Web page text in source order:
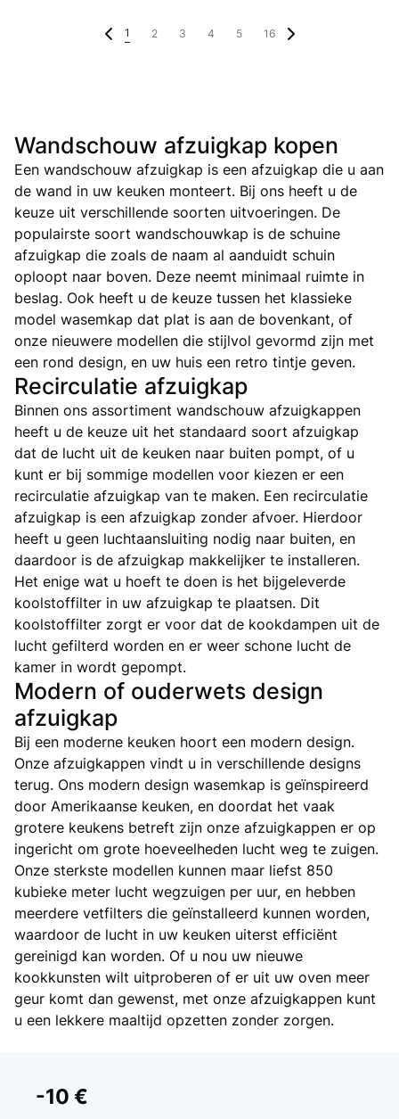
1 2 3 4 5 16
Wandschouw afzuigkap kopen
Een wandschouw afzuigkap is een afzuigkap die u aan
de wand in uw keuken monteert. Bij ons heeft u de
keuze uit verschillende soorten uitvoeringen. De
populairste soort wandschouwkap is de schuine
afzuigkap die zoals de naam al aanduidt schuin
oploopt naar boven. Deze neemt minimaal ruimte in
beslag. Ook heeft u de keuze tussen het klassieke
model wasemkap dat plat is aan de bovenkant, of
onze nieuwere modellen die stijlvol gevormd zijn met
een rond design, en uw huis een retro tintje geven.
Recirculatie afzuigkap
Binnen ons assortiment wandschouw afzuigkappen
heeft u de keuze uit het standaard soort afzuigkap
dat de lucht uit de keuken naar buiten pompt, of u
kunt er bij sommige modellen voor kiezen er een
recirculatie afzuigkap van te maken. Een recirculatie
afzuigkap is een afzuigkap zonder afvoer. Hierdoor
heeft u geen luchtaansluiting nodig naar buiten, en
daardoor is de afzuigkap makkelijker te installeren.
Het enige wat u hoeft te doen is het bijgeleverde
koolstoffilter in uw afzuigkap te plaatsen. Dit
koolstoffilter zorgt er voor dat de kookdampen uit de
lucht gefilterd worden en er weer schone lucht de
kamer in wordt gepompt.
Modern of ouderwets design
afzuigkap
Bij een moderne keuken hoort een modern design.
Onze afzuigkappen vindt u in verschillende designs
terug. Ons modern design wasemkap is geïnspireerd
door Amerikaanse keuken, en doordat het vaak
grotere keukens betreft zijn onze afzuigkappen er op
ingericht om grote hoeveelheden lucht weg te zuigen.
Onze sterkste modellen kunnen maar liefst 850
kubieke meter lucht wegzuigen per uur, en hebben
meerdere vetfilters die geïnstalleerd kunnen worden,
waardoor de lucht in uw keuken uiterst efficiënt
gereinigd kan worden. Of u nou uw nieuwe
kookkunsten wilt uitproberen of er uit uw oven meer
geur komt dan gewenst, met onze afzuigkappen kunt
u een lekkere maaltijd opzetten zonder zorgen.
-10 €